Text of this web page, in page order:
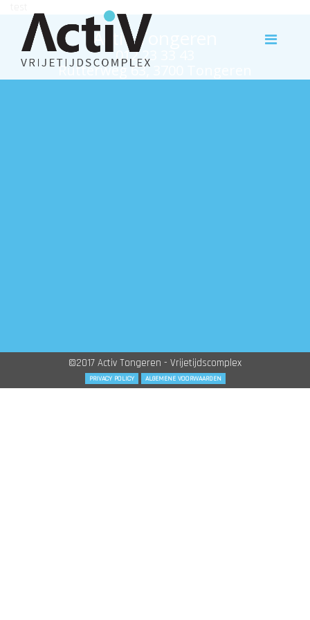
Activ Tongeren
012 23 33 43
Rutterweg 63, 3700 Tongeren
©2017 Activ Tongeren - Vrijetijdscomplex
PRIVACY POLICY ALGEMENE VOORWAARDEN